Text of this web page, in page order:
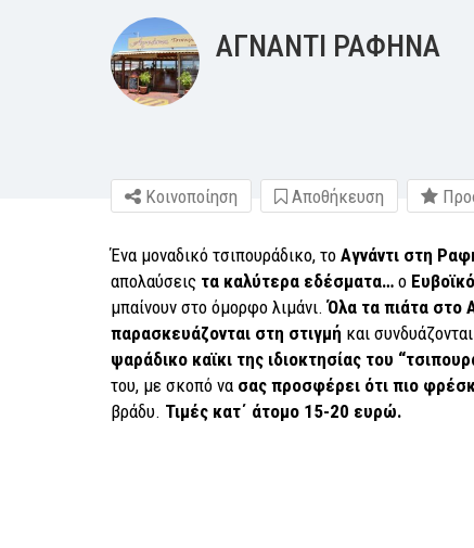
ΑΓΝΑΝΤΙ ΡΑΦΗΝΑ
Κοινοποίηση Αποθήκευση
Ένα μοναδικό τσιπουράδικο, το Αγνάντι στη
απολαύσεις τα καλύτερα εδέσματα… ο
μπαίνουν στο όμορφο λιμάνι.Όλα τα πιάτα στο
παρασκευάζονται στη στιγμή και
ψαράδικο καϊκι της ιδιοκτησίας του
του, με σκοπό να σας προσφέρει ότι πιο
βράδυ. Τιμές κατ΄ άτομο 15-20 ευρώ.